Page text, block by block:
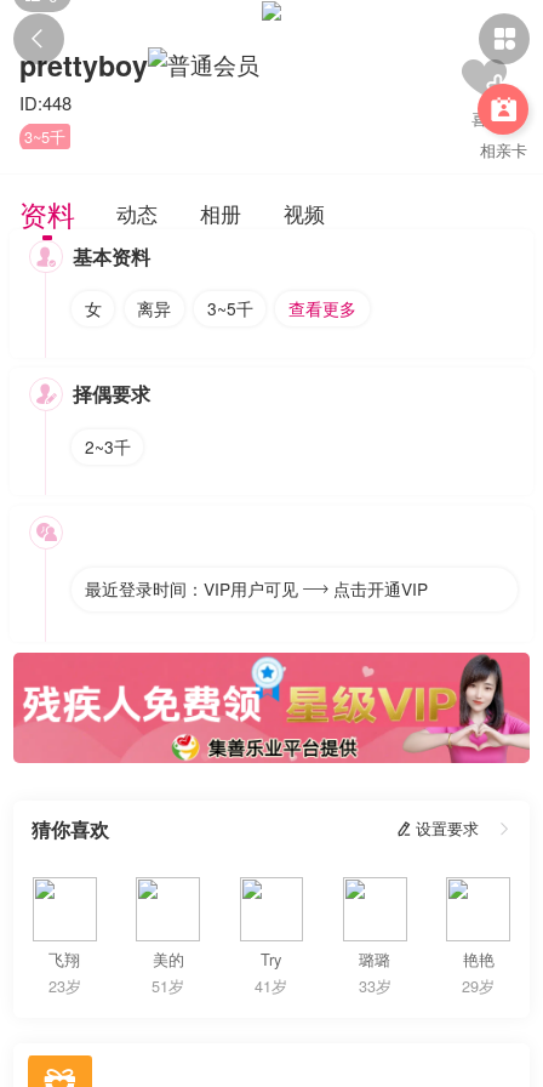
 

相亲卡
prettyboy
ID:448
3~5千
资料 动态 相册 视频
 基本资料
女 离异 3~5千 查看更多
 择偶要求
2~3千

最近登录时间：VIP用户可见  点击开通VIP
猜你喜欢  设置要求 
飞翔
23岁
美的
51岁
Try
41岁
璐璐
33岁
艳艳
29岁